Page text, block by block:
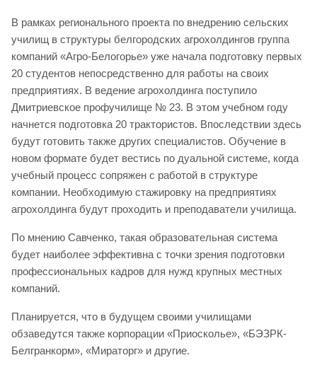
В рамках регионального проекта по внедрению сельских
училищ в структуры белгородских агрохолдингов группа
компаний «Агро-Белогорье» уже начала подготовку первых
20 студентов непосредственно для работы на своих
предприятиях. В ведение агрохолдинга поступило
Дмитриевское профучилище № 23. В этом учебном году
начнется подготовка 20 трактористов. Впоследствии здесь
будут готовить также других специалистов. Обучение в
новом формате будет вестись по дуальной системе, когда
учебный процесс сопряжен с работой в структуре
компании. Необходимую стажировку на предприятиях
агрохолдинга будут проходить и преподаватели училища.
По мнению Савченко, такая образовательная система
будет наиболее эффективна с точки зрения подготовки
профессиональных кадров для нужд крупных местных
компаний.
Планируется, что в будущем своими училищами
обзаведутся также корпорации «Приосколье», «БЭЗРК-
Белгранкорм», «Мираторг» и другие.